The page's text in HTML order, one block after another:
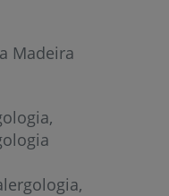
Madeira